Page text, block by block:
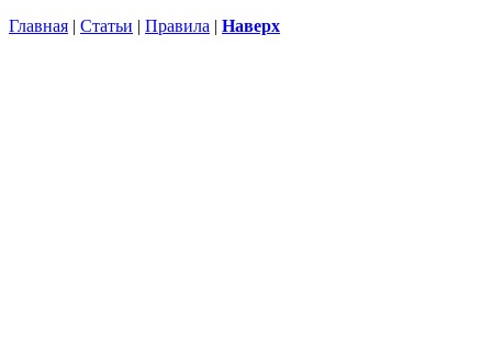
Главная | Статьи | Правила | Наверх